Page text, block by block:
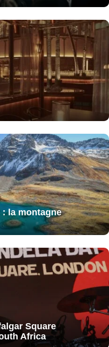
: la montagne
Square
Africa